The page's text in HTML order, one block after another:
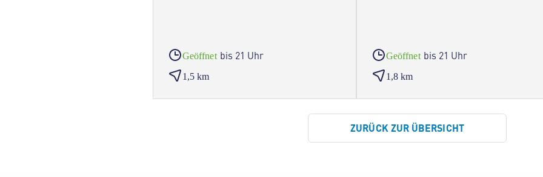
Geöffnet bis 21 Uhr
1,5 km
Geöffnet bis 21 Uhr
1,8 km
ZURÜCK ZUR ÜBERSICHT